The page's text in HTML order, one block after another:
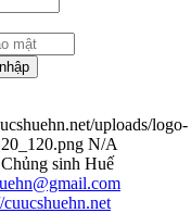
uploads/logo-
N/A
sinh Huế